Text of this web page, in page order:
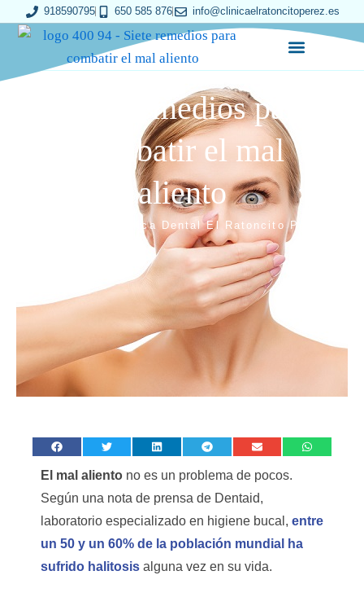
918590795 650 585 876 info@clinicaelratoncitoperez.es
Siete remedios para
combatir el mal
aliento
Clinica Dental El Ratoncito Pérez
El mal aliento no es un problema de pocos.
Según una nota de prensa de Dentaid,
laboratorio especializado en higiene bucal, entre
un 50 y un 60% de la población mundial ha
sufrido halitosis alguna vez en su vida.